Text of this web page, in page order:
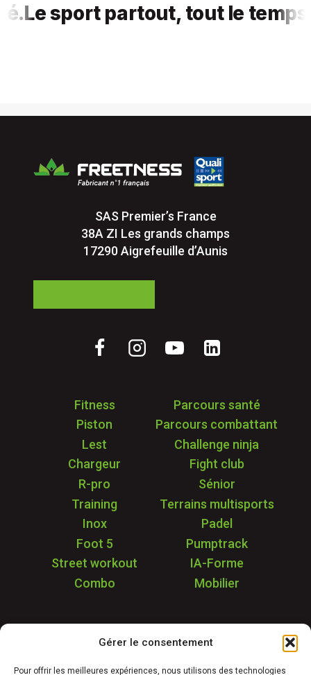
Gérer le consentement
Pour offrir les meilleures expériences, nous utilisons des technologies
sport partout, tout le temps,
SAS Premier’s France
38A ZI Les grands champs
17290 Aigrefeuille d’Aunis
Fitness
Parcours santé
Piston
Parcours combattant
Lest
Challenge ninja
Chargeur
Fight club
R-pro
Sénior
Training
Terrains multisports
Inox
Padel
Foot 5
Pumptrack
Street workout
IA-Forme
Combo
Mobilier
Garantie & SAV
Déstockage